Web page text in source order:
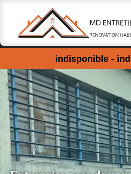
indisponible -